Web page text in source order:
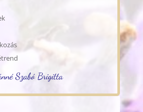
Szabó Brigitta